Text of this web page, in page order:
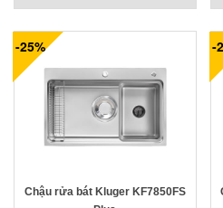
-25%
Chậu rửa bát Kluger KF7850FS
-